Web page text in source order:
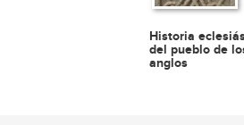
Historia
del pueblo de
anglos